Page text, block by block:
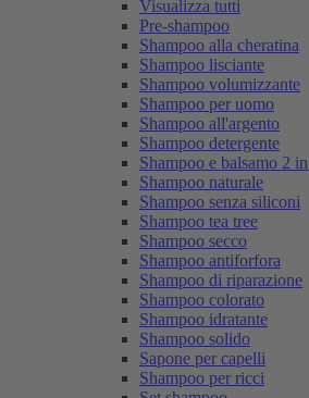
Visualizza tutti
Pre-shampoo
Shampoo alla cheratina
Shampoo lisciante
Shampoo volumizzante
Shampoo per uomo
Shampoo all'argento
Shampoo detergente
Shampoo e balsamo 2 in
Shampoo naturale
Shampoo senza siliconi
Shampoo tea tree
Shampoo secco
Shampoo antiforfora
Shampoo di riparazione
Shampoo colorato
Shampoo idratante
Shampoo solido
Sapone per capelli
Shampoo per ricci